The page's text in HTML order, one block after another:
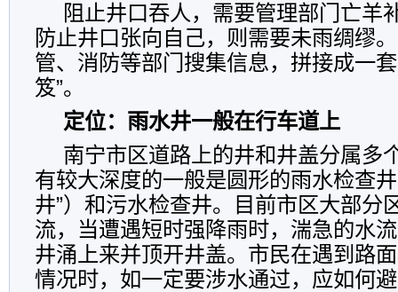
阻止井口吞人，需要管理部门亡羊
防止井口张向自己，则需要未雨绸缪
管、消防等部门搜集信息，拼接成一
笈”。
定位：雨水井一般在行车道上
南宁市区道路上的井和井盖分属多
有较大深度的一般是圆形的雨水检查
井”）和污水检查井。目前市区大部分
流，当遭遇短时强降雨时，湍急的水
井涌上来并顶开井盖。市民在遇到路
情况时，如一定要涉水通过，应如何